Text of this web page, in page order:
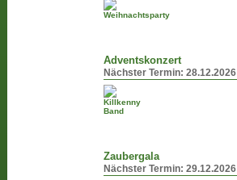
Adventskonzert
Nächster Termin:28.12.2026
Zaubergala
Nächster Termin:29.12.2026